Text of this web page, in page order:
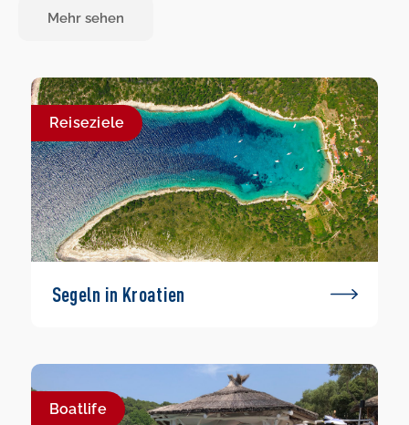
Mehr sehen
Reiseziele
Segeln in Kroatien
Boatlife